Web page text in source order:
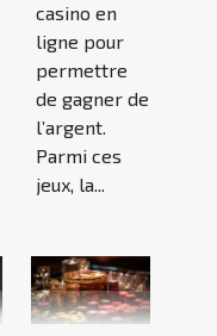
casino en
ligne pour
permettre
de gagner de
l’argent.
Parmi ces
jeux, la...